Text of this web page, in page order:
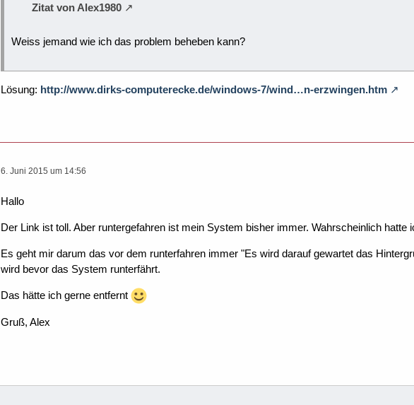
Zitat von Alex1980
Weiss jemand wie ich das problem beheben kann?
Lösung: http://www.dirks-computerecke.de/windows-7/wind…n-erzwingen.htm
6. Juni 2015 um 14:56
Hallo
Der Link ist toll. Aber runtergefahren ist mein System bisher immer. Wahrscheinlich
Es geht mir darum das vor dem runterfahren immer "Es wird darauf gewartet das
wird bevor das System runterfährt.
Das hätte ich gerne entfernt
Gruß, Alex